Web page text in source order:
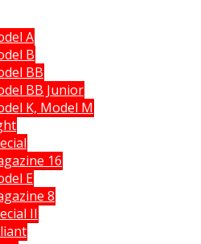
A
B
BB
BB Junior
K, Model M
16
E
8
II